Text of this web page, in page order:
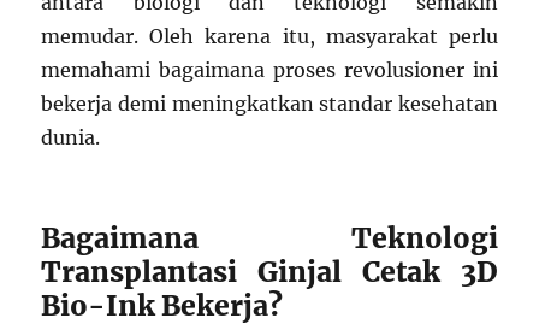
memudar. Oleh karena itu, masyarakat perlu
memahami bagaimana proses revolusioner ini
bekerja demi meningkatkan standar kesehatan
dunia.
Bagaimana Teknologi
Transplantasi Ginjal Cetak 3D
Bio-Ink Bekerja?